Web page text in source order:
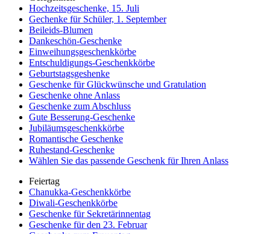
Hochzeitsgeschenke, 15. Juli
Gechenke für Schüler, 1. September
Beileids-Blumen
Dankeschön-Geschenke
Einweihungsgeschenkkörbe
Entschuldigungs-Geschenkkörbe
Geburtstagsgeshenke
Geschenke für Glückwünsche und Gratulation
Geschenke ohne Anlass
Geschenke zum Abschluss
Gute Besserung-Geschenke
Jubiläumsgeschenkkörbe
Romantische Geschenke
Ruhestand-Geschenke
Wählen Sie das passende Geschenk für Ihren Anlass
Feiertag
Chanukka-Geschenkkörbe
Diwali-Geschenkkörbe
Geschenke für Sekretärinnentag
Geschenke für den 23. Februar